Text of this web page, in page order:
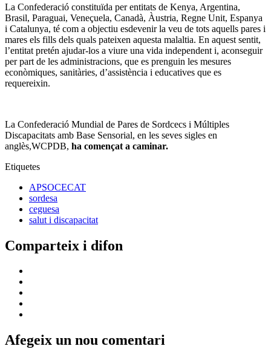
La Confederació constituïda per entitats de Kenya, Argentina,
Brasil, Paraguai, Veneçuela, Canadà, Àustria, Regne Unit, Espanya
i Catalunya, té com a objectiu esdevenir la veu de tots aquells pares i
mares els fills dels quals pateixen aquesta malaltia. En aquest sentit,
l’entitat pretén ajudar-los a viure una vida independent i, aconseguir
per part de les administracions, que es prenguin les mesures
econòmiques, sanitàries, d’assistència i educatives que es
requereixin.
La Confederació Mundial de Pares de Sordcecs i Múltiples
Discapacitats amb Base Sensorial, en les seves sigles en
anglès,WCPDB, ha començat a caminar.
Etiquetes
APSOCECAT
sordesa
ceguesa
salut i discapacitat
Comparteix i difon
Afegeix un nou comentari